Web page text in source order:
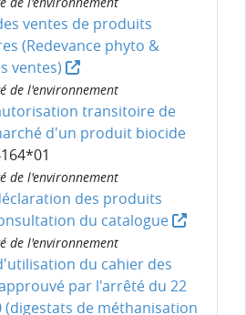
ventes de produits
(Redevance phyto &
ventes)
de l'environnement
transitoire de
d'un produit biocide
de l'environnement
des produits
du catalogue
de l'environnement
du cahier des
par l'arrêté du 22
(digestats de méthanisation